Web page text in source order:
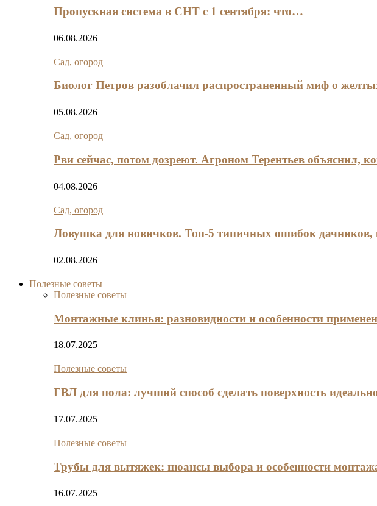
Пропускная система в СНТ с 1 сентября: что…
06.08.2026
Сад, огород
Биолог Петров разоблачил распространенный миф о
05.08.2026
Сад, огород
Рви сейчас, потом дозреют. Агроном Терентьев объяснил,
04.08.2026
Сад, огород
Ловушка для новичков. Топ-5 типичных ошибок
02.08.2026
Полезные советы
Полезные советы
Монтажные клинья: разновидности и особенности
18.07.2025
Полезные советы
ГВЛ для пола: лучший способ сделать поверхность
17.07.2025
Полезные советы
Трубы для вытяжек: нюансы выбора и особенности
16.07.2025